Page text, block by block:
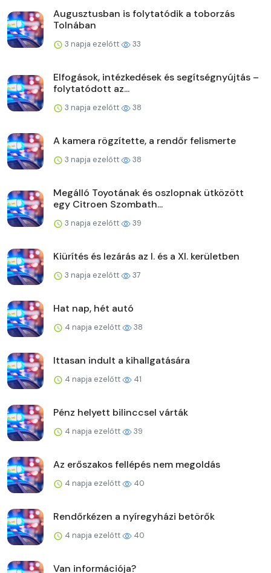
Augusztusban is folytatódik a toborzás
Tolnában
3 napja ezelőtt 33
Elfogások, intézkedések és segítségnyújtás –
folytatódott az...
3 napja ezelőtt 38
A kamera rögzítette, a rendőr felismerte
3 napja ezelőtt 38
Megálló Toyotának és oszlopnak ütközött
egy Citroen Szombath...
3 napja ezelőtt 39
Kiürítés és lezárás az I. és a XI. kerületben
3 napja ezelőtt 37
Hat nap, hét autó
4 napja ezelőtt 38
Ittasan indult a kihallgatására
4 napja ezelőtt 41
Pénz helyett bilinccsel várták
4 napja ezelőtt 39
Az erőszakos fellépés nem megoldás
4 napja ezelőtt 40
Rendőrkézen a nyíregyházi betörők
4 napja ezelőtt 40
Van információja?